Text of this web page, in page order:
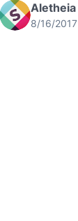
Aletheia
8/16/